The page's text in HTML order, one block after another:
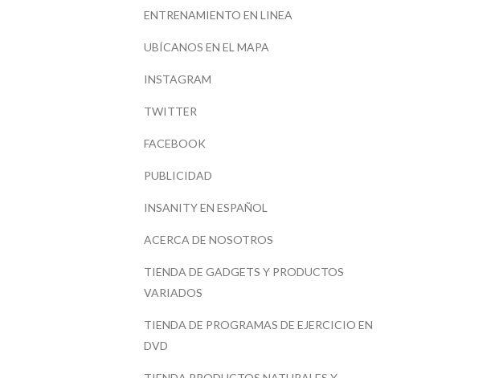
ENTRENAMIENTO EN LINEA
UBÍCANOS EN EL MAPA
INSTAGRAM
TWITTER
FACEBOOK
PUBLICIDAD
INSANITY EN ESPAÑOL
ACERCA DE NOSOTROS
TIENDA DE GADGETS Y PRODUCTOS
VARIADOS
TIENDA DE PROGRAMAS DE EJERCICIO EN
DVD